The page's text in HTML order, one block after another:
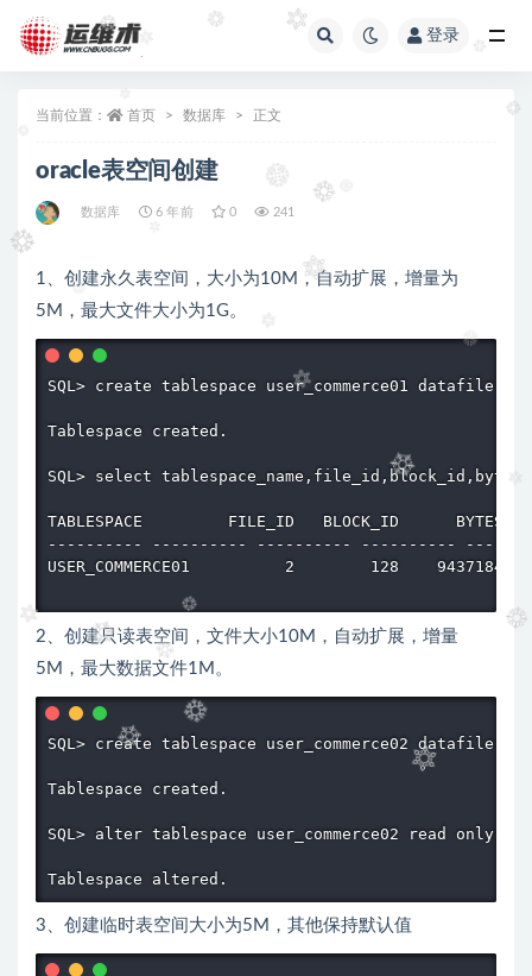
登录
当前位置： 首页 数据库 正文
oracle表空间创建
数据库 6 年前 0 241
1、创建永久表空间，大小为10M，自动扩展，增量为
5M，最大文件大小为1G。
SQL> create tablespace user_commerce01 datafile
Tablespace created.
SQL> select
TABLESPACE         FILE_ID   BLOCK_ID      BYTES
---------- ---------- ---------- ----------
USER_COMMERCE01          2        128    9437184
2、创建只读表空间，文件大小10M，自动扩展，增量
5M，最大数据文件1M。
SQL> create tablespace user_commerce02 datafile
Tablespace created.
SQL> alter tablespace user_commerce02 read only;
3、创建临时表空间大小为5M，其他保持默认值